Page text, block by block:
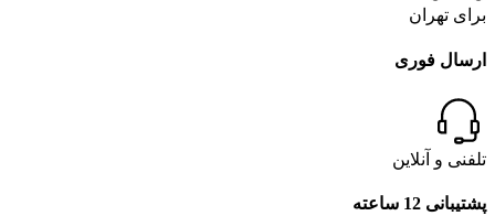
برای تهران
ارسال فوری
تلفنی و آنلاین
پشتیبانی 12 ساعته